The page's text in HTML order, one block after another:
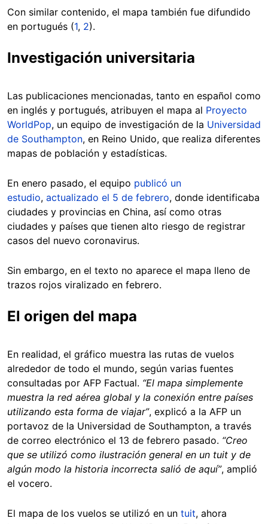
Con similar contenido, el mapa también fue difundido
en portugués (1, 2).
Investigación universitaria
Las publicaciones mencionadas, tanto en español como
en inglés y portugués, atribuyen el mapa al Proyecto
WorldPop, un equipo de investigación de la Universidad
de Southampton, en Reino Unido, que realiza diferentes
mapas de población y estadísticas.
En enero pasado, el equipo publicó un
estudio, actualizado el 5 de febrero, donde identificaba
ciudades y provincias en China, así como otras
ciudades y países que tienen alto riesgo de registrar
casos del nuevo coronavirus.
Sin embargo, en el texto no aparece el mapa lleno de
trazos rojos viralizado en febrero.
El origen del mapa
En realidad, el gráfico muestra las rutas de vuelos
alrededor de todo el mundo, según varias fuentes
consultadas por AFP Factual. “El mapa simplemente
muestra la red aérea global y la conexión entre países
utilizando esta forma de viajar”, explicó a la AFP un
portavoz de la Universidad de Southampton, a través
de correo electrónico el 13 de febrero pasado. “Creo
que se utilizó como ilustración general en un tuit y de
algún modo la historia incorrecta salió de aquí”, amplió
el vocero.
El mapa de los vuelos se utilizó en un tuit, ahora